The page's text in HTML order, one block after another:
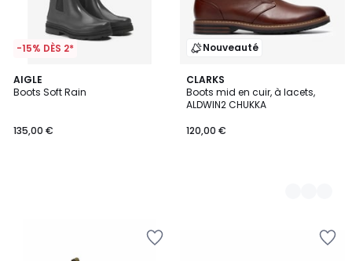
-15% DÈS 2*
AIGLE
Boots Soft Rain
135,00 €
Nouveauté
CLARKS
Boots mid en cuir, à lacets,
ALDWIN2 CHUKKA
120,00 €
2
Couleurs